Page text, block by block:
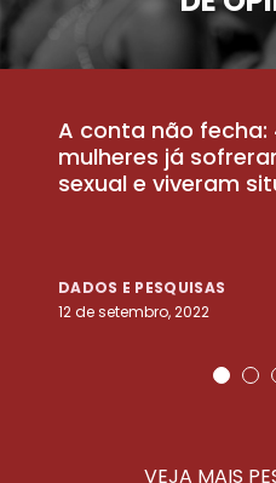
A conta não fecha:
mulheres já
sexual e viveram
DADOS E PESQUISAS
12 de setembro, 2022
VEJA MAIS